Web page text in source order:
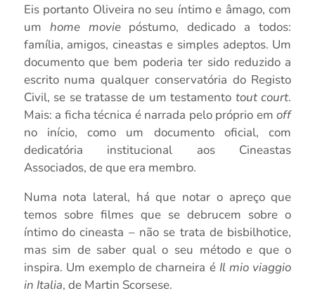
Eis portanto Oliveira no seu íntimo e âmago, com
um home moviepóstumo, dedicado a todos:
família, amigos, cineastas e simples adeptos. Um
documento que bem poderia ter sido reduzido a
escrito numa qualquer conservatória do Registo
Civil, se se tratasse de um testamento tout court.
Mais: a ficha técnica é narrada pelo próprio emoff
no início, como um documento oficial, com
dedicatória institucional aos Cineastas
Associados, de que era membro.
Numa nota lateral, há que notar o apreço que
temos sobre filmes que se debrucem sobre o
íntimo do cineasta – não se trata de bisbilhotice,
mas sim de saber qual o seu método e que o
inspira. Um exemplo de charneira é Il mio viaggio
in Italia, de Martin Scorsese.